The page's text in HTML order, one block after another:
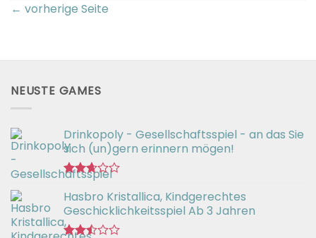
← vorherige Seite
NEUSTE GAMES
Drinkopoly - Gesellschaftsspiel - an das Sie
sich (un)gern erinnern mögen!
Bewertet
mit
2.67
von 5
Hasbro Kristallica, Kindgerechtes
Geschicklichkeitsspiel Ab 3 Jahren